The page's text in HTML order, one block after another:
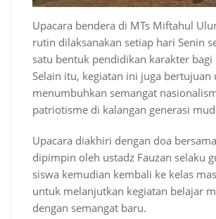
Upacara bendera di MTs Miftahul
rutin dilaksanakan setiap hari Senin
satu bentuk pendidikan karakter bagi
Selain itu, kegiatan ini juga bertujuan
menumbuhkan semangat
patriotisme di kalangan generasi
Upacara diakhiri dengan doa
dipimpin oleh ustadz Fauzan selaku
siswa kemudian kembali ke kelas
untuk melanjutkan kegiatan belajar
dengan semangat baru.